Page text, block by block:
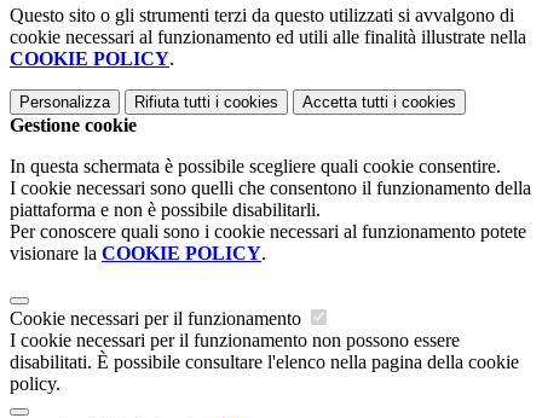
Questo sito o gli strumenti terzi da questo utilizzati si avvalgono di
cookie necessari al funzionamento ed utili alle finalità illustrate nella
COOKIE POLICY.
Personalizza Rifiuta tutti i cookies Accetta tutti i cookies
Gestione cookie
In questa schermata è possibile scegliere quali cookie consentire.
I cookie necessari sono quelli che consentono il funzionamento della
piattaforma e non è possibile disabilitarli.
Per conoscere quali sono i cookie necessari al funzionamento potete
visionare la COOKIE POLICY.
Cookie necessari per il funzionamento
I cookie necessari per il funzionamento non possono essere
disabilitati. È possibile consultare l'elenco nella pagina della cookie
policy.